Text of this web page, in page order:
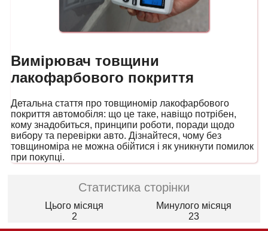
Вимірювач товщини
лакофарбового покриття
Детальна стаття про товщиномір лакофарбового
покриття автомобіля: що це таке, навіщо потрібен,
кому знадобиться, принципи роботи, поради щодо
вибору та перевірки авто. Дізнайтеся, чому без
товщиноміра не можна обійтися і як уникнути помилок
при покупці.
Статистика сторінки
Цього місяця
2
Минулого місяця
23